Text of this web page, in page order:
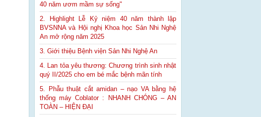
40 năm ươm mầm sự sống"
2. Highlight Lễ Kỷ niệm 40 năm thành lập
BVSNNA và Hội nghị Khoa học Sản Nhi Nghệ
An mở rộng năm 2025
3. Giới thiệu Bệnh viện Sản Nhi Nghệ An
4. Lan tỏa yêu thương: Chương trình sinh nhật
quý II/2025 cho em bé mắc bệnh mãn tính
5. Phẫu thuật cắt amidan – nạo VA bằng hệ
thống máy Coblator : NHANH CHÓNG – AN
TOÀN – HIỆN ĐẠI